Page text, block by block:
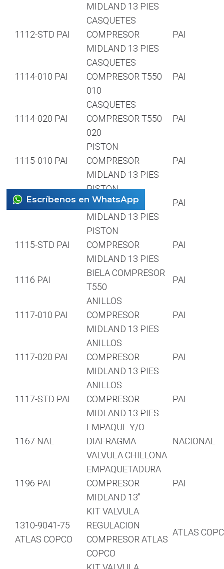
Escríbenos en WhatsApp
MIDLAND 13 PIES
1112-STD PAI
CASQUETES
COMPRESOR
MIDLAND 13 PIES
PAI
1114-010 PAI
CASQUETES
COMPRESOR T550
010
PAI
1114-020 PAI
CASQUETES
COMPRESOR T550
020
PAI
1115-010 PAI
PISTON
COMPRESOR
MIDLAND 13 PIES
PAI
1115-020 PAI
PISTON
COMPRESOR
MIDLAND 13 PIES
PAI
1115-STD PAI
PISTON
COMPRESOR
MIDLAND 13 PIES
PAI
1116 PAI
BIELA COMPRESOR
T550
PAI
1117-010 PAI
ANILLOS
COMPRESOR
MIDLAND 13 PIES
PAI
1117-020 PAI
ANILLOS
COMPRESOR
MIDLAND 13 PIES
PAI
1117-STD PAI
ANILLOS
COMPRESOR
MIDLAND 13 PIES
PAI
1167 NAL
EMPAQUE Y/O
DIAFRAGMA
VALVULA CHILLONA
NACIONAL
1196 PAI
EMPAQUETADURA
COMPRESOR
MIDLAND 13″
PAI
1310-9041-75
ATLAS COPCO
KIT VALVULA
REGULACION
COMPRESOR ATLAS
COPCO
ATLAS